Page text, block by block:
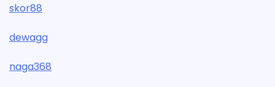
skor88
dewagg
naga368